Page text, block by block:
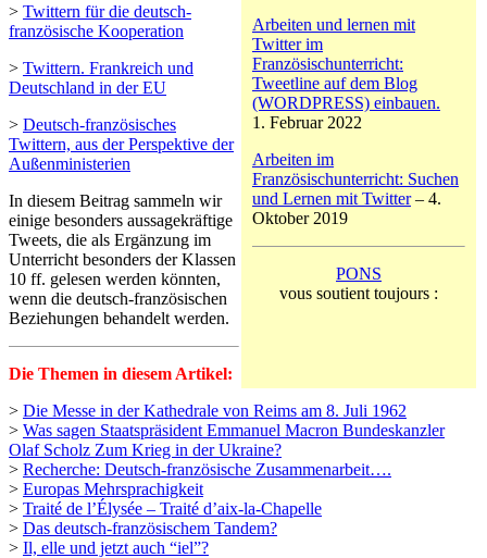
Arbeiten und lernen mit
Twitter im
Französischunterricht:
Tweetline auf dem Blog
(WORDPRESS) einbauen.
1. Februar 2022
Arbeiten im
Französischunterricht: Suchen
und Lernen mit Twitter– 4.
Oktober 2019
PONS
vous soutient toujours :
> Twittern für die deutsch-
französische Kooperation
> Twittern. Frankreich und
Deutschland in der EU
> Deutsch-französisches
Twittern, aus der Perspektive der
Außenministerien
In diesem Beitrag sammeln wir
einige besonders aussagekräftige
Tweets, die als Ergänzung im
Unterricht besonders der Klassen
10 ff. gelesen werden könnten,
wenn die deutsch-französischen
Beziehungen behandelt werden.
Die Themen in diesem Artikel:
> Die Messe in der Kathedrale von Reims am 8. Juli 1962
> Was sagen Staatspräsident Emmanuel Macron Bundeskanzler
Olaf Scholz Zum Krieg in der Ukraine?
> Recherche: Deutsch-französische Zusammenarbeit….
> Europas Mehrsprachigkeit
> Traité de l’Élysée – Traité d’aix-la-Chapelle
> Das deutsch-französischem Tandem?
> Il, elle und jetzt auch “iel”?